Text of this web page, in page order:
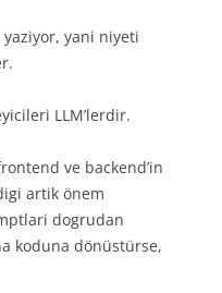
yaziyor, yani niyeti
LLM’lerdir.
ve backend’in
artik önem
dogrudan
koduna dönüstürse,